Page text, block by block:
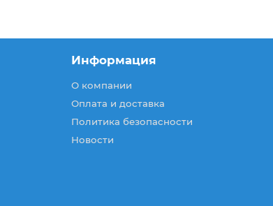
Информация
О компании
Оплата и доставка
Политика безопасности
Новости